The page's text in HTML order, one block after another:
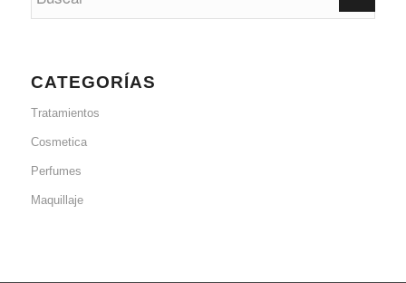
CATEGORÍAS
Tratamientos
Cosmetica
Perfumes
Maquillaje